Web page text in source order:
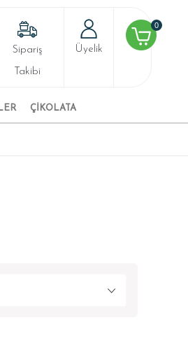
Sipariş
Takibi
Üyelik
0
ÇİKOLATA